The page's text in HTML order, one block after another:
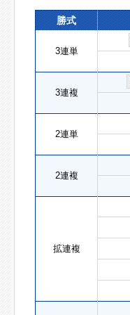
勝式
3連単
3連複
2連単
2連複
拡連複